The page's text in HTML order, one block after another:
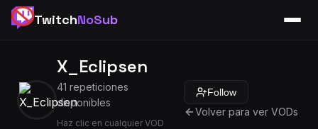
TwitchNoSub
X_Eclipsen
41 repeticiones
disponibles
Haz clic en cualquier VOD
Follow
Volver para ver VODs